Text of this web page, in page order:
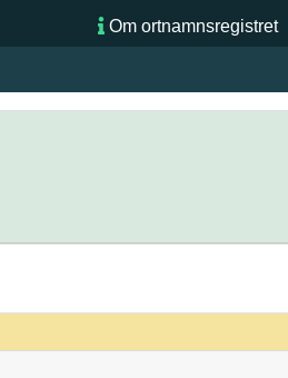
Om ortnamnsregistret